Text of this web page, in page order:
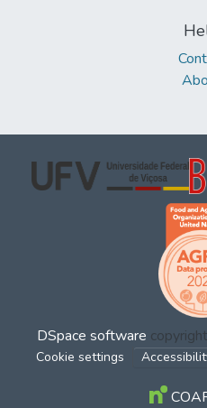
DSpace software
Cookie settings